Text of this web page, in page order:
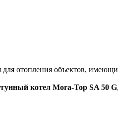
отопления объектов,
котел Mora-Top SA 50 G